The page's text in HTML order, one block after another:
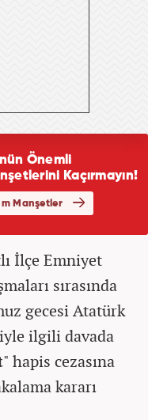
İlçe Emniyet
sırasında
gecesi Atatürk
ilgili davada
" hapis cezasına
kararı